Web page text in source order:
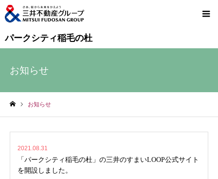
パークシティ稲毛の杜
お知らせ
お知らせ
2021.08.31
「パークシティ稲毛の杜」の三井のすまいLOOP公式サイト
を開設しました。